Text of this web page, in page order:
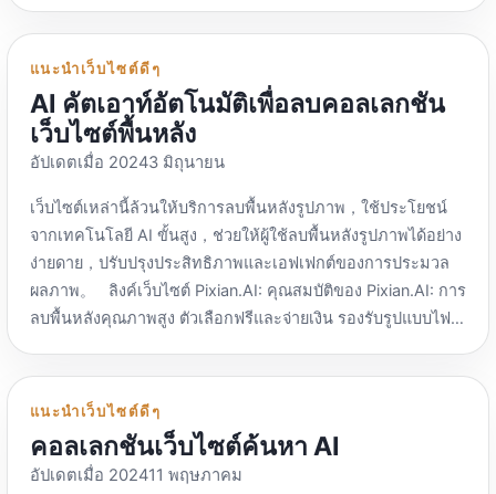
ของเบราว์เซอร์นั้นฟรีอย่างสมบูรณ์ในช่วง Early Mover
Program，เฉพาะโทรศัพท์ระบบคลาวด์เท่านั้นที่คิดราคาต่ำกว่า
มาตรฐานอุตสาหกรรม! อินเทอร์เฟซ API/ระบบการซิงโครไนซ์
การควบคุมกลุ่ม/การจัดการพนักงาน ฯลฯ，ฟรี! ทรัพยากร
มหาศาลทั่วโลก：ผู้ใช้ที่ลงทะเบียนสามารถรับปริมาณการใช้พร็
อกซีฟรีสูงสุด 14GB，เข้าร่วมกลุ่มและเข้าร่วมกิจกรรมเพิ่มเติม
เพื่อรับการเข้าชมฟรี。 เบราว์เซอร์ลายนิ้วมือ Roxy：
https://www.roxybrowser.com/en รหัสเชิญ：0326NZHA，
อ้างว่าวิศวกรของ Google มีส่วนร่วมในการสร้างเวอร์ชันฟรี
พร้อม 5 หน้าต่าง บัญชีที่ลงทะเบียนผ่านการเชิญสามารถรับ
ส่วนลด 5% ถาวรสำหรับการบริโภค ADSPower：
https://www.adspower.net/ รหัสเชิญ：
เบราว์เซอร์ลายนิ้วมือภาษาดับเพลิง：
https://www.huoyuyan.com/product/fingerprint.html รหัส
เชิญ：1QL7，ผลิตภัณฑ์หลักของเขาคือ Fire Language RPA
การรวมกันของเบราว์เซอร์ลายนิ้วมือ + PRA น่าจะมีประโยชน์
โทรเลข：https://t.me/epusdt_group Epusdt เวอร์ชันการ
พัฒนารอง(เพิ่มการสนับสนุนห่วงโซ่รูปหลายเหลี่ยม)：
https://github.com/fmnx/epusdt เซิร์ฟเวอร์ BTCPay ของ
จีน：https://github.com/btcpayserver/btcpayserver ภาษา
เงิน，แต่โปรดทราบว่าไม่รวมกลุ่ม Telegram ของ USDT-
TRC20：https://t.me/btcpayserver SHKeeper：
https://github.com/vsys-host/shkeeper.io ภาษาอังกฤษ，
โปรแกรมโอเพ่นซอร์ส，รองรับการเข้ารหัสหลายสกุลเงิน，มี
เว็บแบ็กเอนด์，เว็บไซต์อย่างเป็นทางการที่มีข้อกำหนดการ
กำหนดค่าเซิร์ฟเวอร์สูง：https://shkeeper.io/ ช่องโทรเลข：
https://t.me/shkeeper_updates UPay Pro：
https://github.com/wangegou/UPAY_PRO ภาษาจีน，
โปรแกรมโอเพ่นซอร์ส，รองรับ USDT \ USDC หลายโซ่，มีเว็บ
แบ็กเอนด์，การเขียนซ้ำครั้งที่สองตามโครงการ EPUSDT
ในการใช้งานด้วย。มีวัตถุประสงค์เพื่อให้ข้อมูลผลิตภัณฑ์โดย
ละเอียดแก่ผู้บริโภค，เพื่อให้พวกเขาสามารถตัดสินใจเลือกซื้อ
ได้อย่างมีข้อมูลและเหมาะสมมากขึ้น。ผ่านการประเมินดัง
กล่าว，ผู้บริโภคสามารถเข้าใจคุณลักษณะของผลิตภัณฑ์ได้ดี
ขึ้น，เพื่อตอบสนองความต้องการส่วนบุคคลและเพลิดเพลินไป
กับประสบการณ์ชีวิตที่มีคุณภาพยิ่งขึ้น。 ฉันคิดว่าการประเมินที่
ยุติธรรมที่สุดคือการขึ้นสู่ท้องฟ้าภายในไม่กี่วินาที。 รู้จักเครือ
ข่ายรีวิว Cup Emperor：https://dongbd.com/ รีวิวอาเจียน：
https://www.ajianpingce.com/ บทความนี้มาพร้อมกับวิดีโอ
สั้น ๆ : Cup Friend’s Home Famous Aircraft Cup Review：
https://mingqiceping.com/ บทความนี้มาพร้อมกับวิดีโอสั้นๆ
คัพ คัพ คัพ：https://www.beibeibei.top/ ห้องปฏิบัติการวิจัย
เครื่องบิน：https://www.zzqzz.com/pc คลับสุภาพบุรุษสิ่ง
ประดิษฐ์：https://m.shenshishenqi.com/ การประเมินผลอ
ย่างมืออาชีพ-ตงเป่ยจิ：https://www.dongbeiji.com/pingce
แนะนำเว็บไซต์ดีๆ
AI คัตเอาท์อัตโนมัติเพื่อลบคอลเลกชัน
เว็บไซต์พื้นหลัง
อัปเดตเมื่อ 20243 มิถุนายน
เว็บไซต์เหล่านี้ล้วนให้บริการลบพื้นหลังรูปภาพ，ใช้ประโยชน์
จากเทคโนโลยี AI ขั้นสูง，ช่วยให้ผู้ใช้ลบพื้นหลังรูปภาพได้อย่าง
ง่ายดาย，ปรับปรุงประสิทธิภาพและเอฟเฟกต์ของการประมวล
ผลภาพ。 ลิงค์เว็บไซต์ Pixian.AI: คุณสมบัติของ Pixian.AI: การ
ลบพื้นหลังคุณภาพสูง ตัวเลือกฟรีและจ่ายเงิน รองรับรูปแบบไฟล์
คุณสมบัติ Cutout.AI: เครื่องมือตัดรูปภาพที่เรียบง่ายและใช้งาน
ง่ายรองรับการวางรูปภาพหรือที่อยู่รูปภาพลิงก์เว็บไซต์
RMBG.fun: คุณสมบัติ RMBG.fun: ใช้งานฟรี รองรับการ
ประมวลผลในเครื่อง，ปกป้องความเป็นส่วนตัว เครื่องมือ
โอเพ่นซอร์ส ลิงก์เว็บไซต์เครื่องมือรูปภาพ AI: คุณสมบัติเครื่อง
แนะนำเว็บไซต์ดีๆ
คอลเลกชันเว็บไซต์ค้นหา AI
อัปเดตเมื่อ 202411 พฤษภาคม